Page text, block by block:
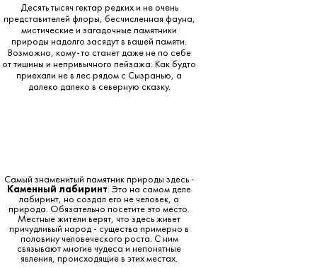
Десять тысяч гектар редких и не очень
представителей флоры, бесчисленная фауна,
мистические и загадочные памятники
природы надолго засядут в вашей памяти.
Возможно, кому-то станет даже не по себе
от тишины и непривычного пейзажа. Как будто
приехали не в лес рядом с Сызранью, а
далеко далеко в северную сказку.
Самый знаменитый памятник природы здесь -
Каменный лабиринт. Это на самом деле
лабиринт, но создал его не человек, а
природа. Обязательно посетите это место.
Местные жители верят, что здесь живет
причудливый народ - существа примерно в
половину человеческого роста. С ним
связывают многие чудеса и непонятные
явления, происходящие в этих местах.